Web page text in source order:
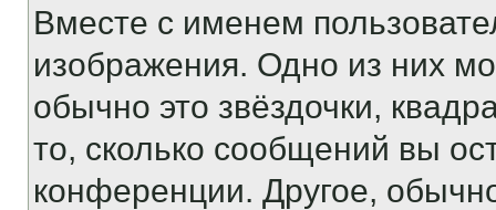
Вместе с именем
изображения. Одно из них
обычно это звёздочки,
то, сколько сообщений вы
конференции. Другое,